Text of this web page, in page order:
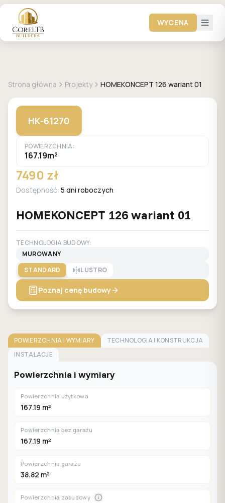
WYCENA
Strona główna Projekty HOMEKONCEPT 126 wariant 01
HK-61270
POWIERZCHNIA:
167.19m²
7490 zł
Dostępność: 5 dni roboczych
HOMEKONCEPT 126 wariant 01
TECHNOLOGIA BUDOWY:
MUROWANY
STANDARD
LUSTRO
Poznaj cenę budowy
POWIERZCHNIA I WYMIARY
TECHNOLOGIA I KONSTRUKCJA
INSTALACJE
Powierzchnia i wymiary
Powierzchnia użytkowa
167.19 m²
Powierzchnia bez garażu
167.19 m²
Powierzchnia garażu
38.82 m²
Powierzchnia zabudowy